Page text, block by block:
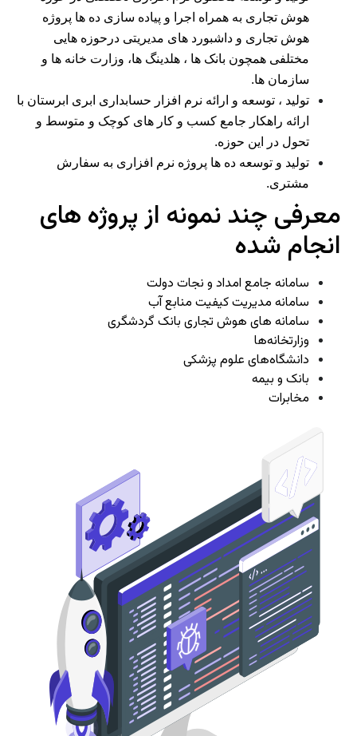
هوش تجاری به همراه اجرا و پیاده سازی ده ها پروژه
هوش تجاری و داشبورد های مدیريتی درحوزه هایی
مختلفی همچون بانک ها ، هلدینگ ها، وزارت خانه ها و
سازمان ها.
تولید ، توسعه و ارائه نرم افزار حسابداری ابری ابرستان با
ارائه راهکار جامع کسب و کار های کوچک و متوسط و
تحول در این حوزه.
تولید و توسعه ده ها پروژه نرم افزاری به سفارش
مشتری.
معرفی چند نمونه از پروژه های
انجام شده
سامانه جامع امداد و نجات دولت
سامانه مدیریت کیفیت منابع آب
سامانه های هوش تجاری بانک گردشگری
وزارتخانه‌ها
دانشگاه‌های علوم پزشکی
بانک و بیمه
مخابرات